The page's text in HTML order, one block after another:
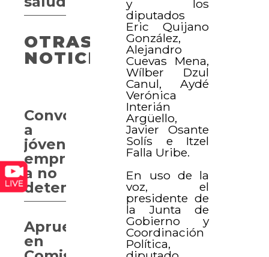
y los
diputados
Eric Quijano
González,
Alejandro
Cuevas Mena,
Wílber Dzul
Canul, Aydé
Verónica
Interián
Argüello,
Javier Osante
Solís e Itzel
Falla Uribe.
En uso de la
voz, el
presidente de
la Junta de
Gobierno y
Coordinación
Política,
OTRAS
NOTICIAS
Convocan
a
jóvenes
emprendedores
a no
detenerse
Aprueban
en